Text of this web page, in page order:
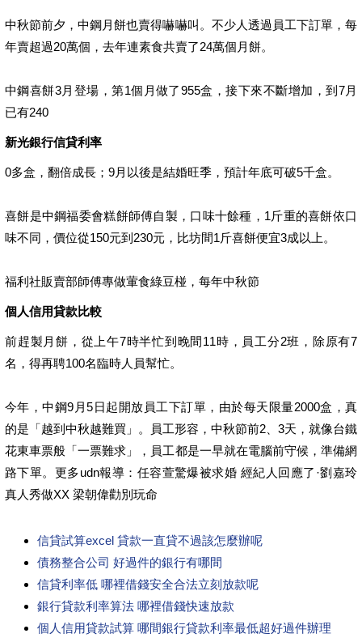
中秋節前夕，中鋼月餅也賣得嚇嚇叫。不少人透過員工下訂單，每
年賣超過20萬個，去年連素食共賣了24萬個月餅。
中鋼喜餅3月登場，第1個月做了955盒，接下來不斷增加，到7月
已有240
新光銀行信貸利率
0多盒，翻倍成長；9月以後是結婚旺季，預計年底可破5千盒。
喜餅是中鋼福委會糕餅師傅自製，口味十餘種，1斤重的喜餅依口
味不同，價位從150元到230元，比坊間1斤喜餅便宜3成以上。
福利社販賣部師傅專做葷食綠豆椪，每年中秋節
個人信用貸款比較
前趕製月餅，從上午7時半忙到晚間11時，員工分2班，除原有7
名，得再聘100名臨時人員幫忙。
今年，中鋼9月5日起開放員工下訂單，由於每天限量2000盒，真
的是「越到中秋越難買」。員工形容，中秋節前2、3天，就像台鐵
花東車票般「一票難求」，員工都是一早就在電腦前守候，準備網
路下單。更多udn報導：任容萱驚爆被求婚 經紀人回應了·劉嘉玲
真人秀做XX 梁朝偉勸別玩命
信貸試算excel 貸款一直貸不過該怎麼辦呢
債務整合公司 好過件的銀行有哪間
信貸利率低 哪裡借錢安全合法立刻放款呢
銀行貸款利率算法 哪裡借錢快速放款
個人信用貸款試算 哪間銀行貸款利率最低超好過件辦理